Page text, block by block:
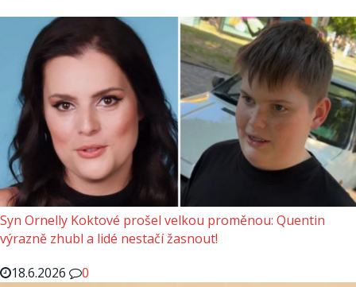
Syn Ornelly Koktové prošel velkou proměnou: Quentin
výrazně zhubl a lidé nestačí žasnout!
18.6.2026
0